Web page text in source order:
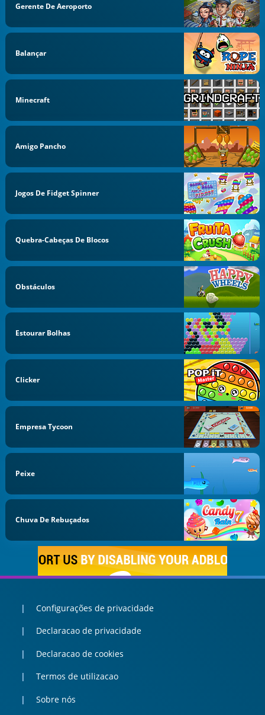
Gerente De Aeroporto
Balançar
Minecraft
Amigo Pancho
Jogos De Fidget Spinner
Quebra-Cabeças De Blocos
Obstáculos
Estourar Bolhas
Clicker
Empresa Tycoon
Peixe
Chuva De Rebuçados
Configurações de privacidade
Declaracao de privacidade
Declaracao de cookies
Termos de utilizacao
Sobre nós